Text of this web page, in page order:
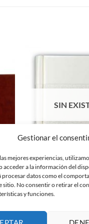
Gestionar el
mejores experiencias,
acceder a la información del
datos como el
sitio. No consentir o retirar el
y funciones.
SIN
ÁLBUM HOJA
IBIS Álbum